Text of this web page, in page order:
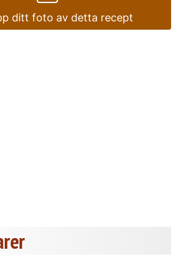
ditt foto av detta recept